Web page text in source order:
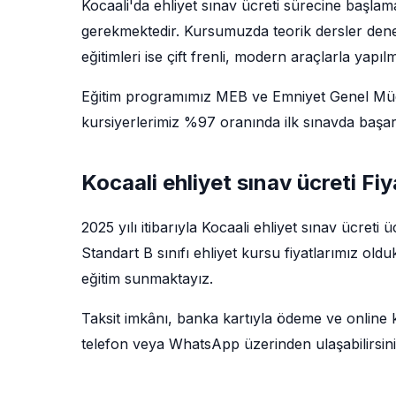
Kocaali'da ehliyet sınav ücreti sürecine
gerekmektedir. Kursumuzda teorik dersler
eğitimleri ise çift frenli, modern araçlarla
Eğitim programımız MEB ve Emniyet Genel
kursiyerlerimiz %97 oranında ilk sınavda
Kocaali ehliyet sınav ücreti
2025 yılı itibarıyla Kocaali ehliyet sınav
Standart B sınıfı ehliyet kursu fiyatlarımız
eğitim sunmaktayız.
Taksit imkânı, banka kartıyla ödeme ve online
telefon veya WhatsApp üzerinden